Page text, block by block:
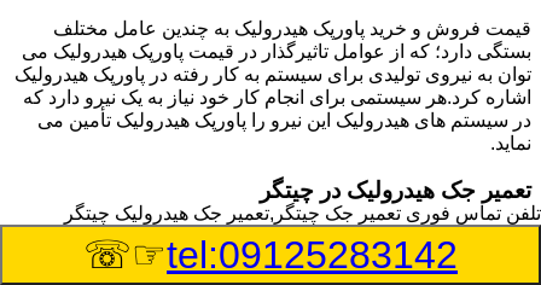
قیمت فروش و خرید پاورپک هیدرولیک به چندین عامل مختلف
بستگی دارد؛ که از عوامل تاثیرگذار در قیمت پاورپک هیدرولیک می
توان به نیروی تولیدی برای سیستم به کار رفته در پاورپک هیدرولیک
اشاره کرد.هر سیستمی برای انجام کار خود نیاز به یک نیرو دارد که
در سیستم های هیدرولیک این نیرو را پاورپک هیدرولیک تأمین می
نماید.
تعمیر جک هیدرولیک در چیتگر
وسیله‎ای که با عملکرد خود موجب بلند شدن اهرم و یا وزن سنگین
در یک قسمت می گردد را جک هیدرولیک می نامند.جک هیدرولیک
تلفن تماس فوری تعمیر جک چیتگر,تعمیر جک هیدرولیک چیتگر
tel:09125283142
☞☏